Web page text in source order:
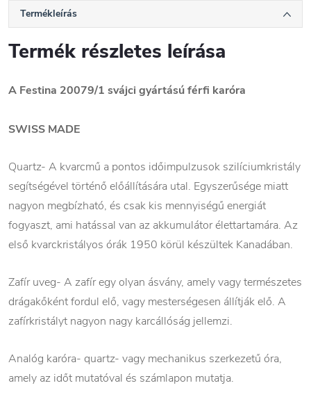
Termékleírás
Termék részletes leírása
A Festina 20079/1 svájci gyártású férfi karóra
SWISS MADE
Quartz- A kvarcmű a pontos időimpulzusok szilíciumkristály
segítségével történő előállítására utal. Egyszerűsége miatt
nagyon megbízható, és csak kis mennyiségű energiát
fogyaszt, ami hatással van az akkumulátor élettartamára. Az
első kvarckristályos órák 1950 körül készültek Kanadában.
Zafír uveg- A zafír egy olyan ásvány, amely vagy természetes
drágakőként fordul elő, vagy mesterségesen állítják elő. A
zafírkristályt nagyon nagy karcállóság jellemzi.
Analóg karóra- quartz- vagy mechanikus szerkezetű óra,
amely az időt mutatóval és számlapon mutatja.